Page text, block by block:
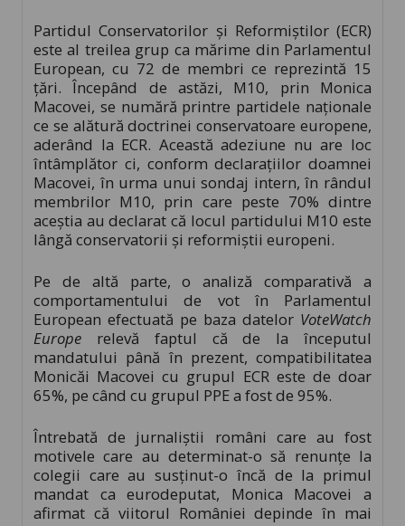
Partidul Conservatorilor și Reformiștilor (ECR)
este al treilea grup ca mărime din Parlamentul
European, cu 72 de membri ce reprezintă 15
țări. Începând de astăzi, M10, prin Monica
Macovei, se numără printre partidele naționale
ce se alătură doctrinei conservatoare europene,
aderând la ECR. Această adeziune nu are loc
întâmplător ci, conform declarațiilor doamnei
Macovei, în urma unui sondaj intern, în rândul
membrilor M10, prin care peste 70% dintre
aceștia au declarat că locul partidului M10 este
lângă conservatorii și reformiștii europeni.
Pe de altă parte, o analiză comparativă a
comportamentului de vot în Parlamentul
European efectuată pe baza datelor VoteWatch
Europerelevă faptul că de la începutul
mandatului până în prezent, compatibilitatea
Monicăi Macovei cu grupul ECR este de doar
65%, pe când cu grupul PPE a fost de 95%.
Întrebată de jurnaliștii români care au fost
motivele care au determinat-o să renunțe la
colegii care au susținut-o încă de la primul
mandat ca eurodeputat, Monica Macovei a
afirmat că viitorul României depinde în mai